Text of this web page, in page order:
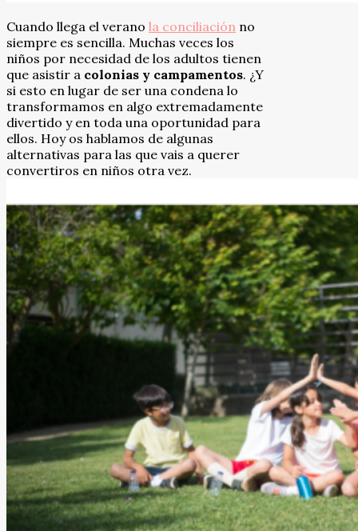
Cuando llega el verano la conciliación no
siempre es sencilla. Muchas veces los
niños por necesidad de los adultos tienen
que asistir a colonias y campamentos. ¿Y
si esto en lugar de ser una condena lo
transformamos en algo extremadamente
divertido y en toda una oportunidad para
ellos. Hoy os hablamos de algunas
alternativas para las que vais a querer
convertiros en niños otra vez.